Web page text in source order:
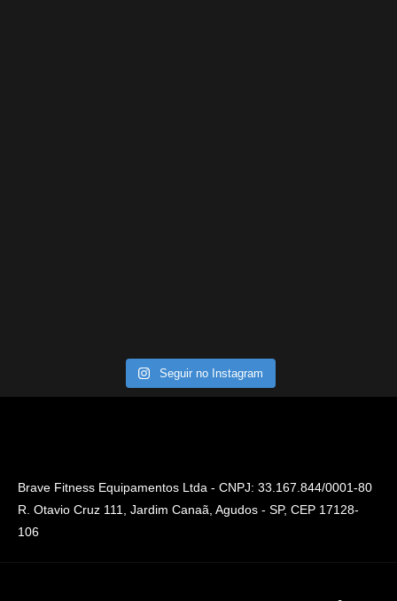
Seguir no Instagram
Brave Fitness Equipamentos Ltda - CNPJ: 33.167.844/0001-80
R. Otavio Cruz 111, Jardim Canaã, Agudos - SP, CEP 17128-
106